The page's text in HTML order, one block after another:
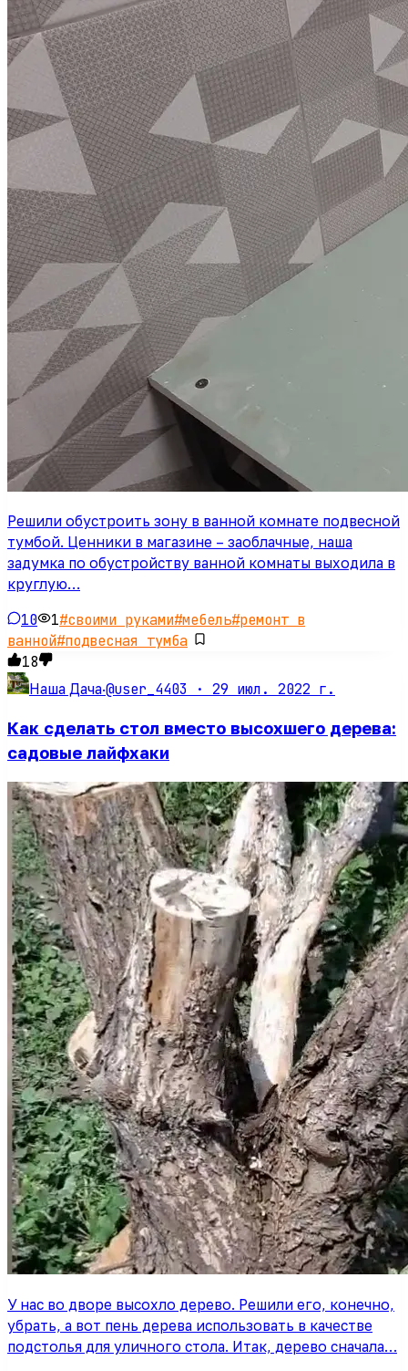
Решили обустроить зону в ванной комнате подвесной
тумбой. Ценники в магазине – заоблачные, наша
задумка по обустройству ванной комнаты выходила в
круглую…
10 1#своими руками#мебель#ремонт в
ванной#подвесная тумба
18
Наша Дача·@user_4403 · 29 июл. 2022 г.
Как сделать стол вместо высохшего дерева:
садовые лайфхаки
У нас во дворе высохло дерево. Решили его, конечно,
убрать, а вот пень дерева использовать в качестве
подстолья для уличного стола. Итак, дерево сначала…